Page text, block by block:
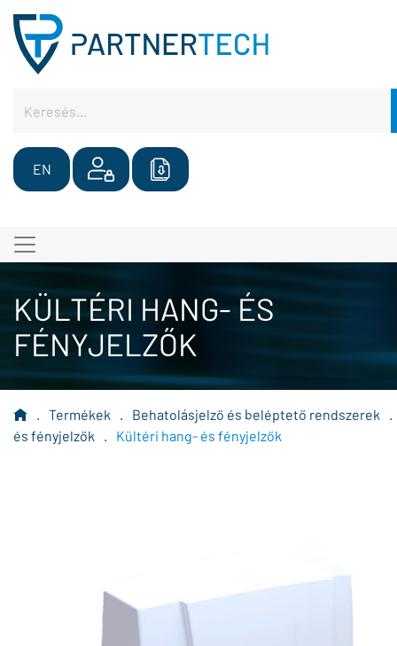
EN
KÜLTÉRI HANG- ÉS
FÉNYJELZŐK
. Termékek . Behatolásjelző és beléptető rendszerek
.
és fényjelzők
. Kültéri hang- és fényjelzők